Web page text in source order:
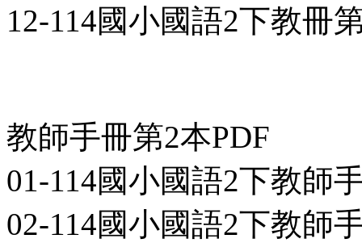
12-114國小國語2下教冊
教師手冊第2本PDF
01-114國小國語2下教師
02-114國小國語2下教師